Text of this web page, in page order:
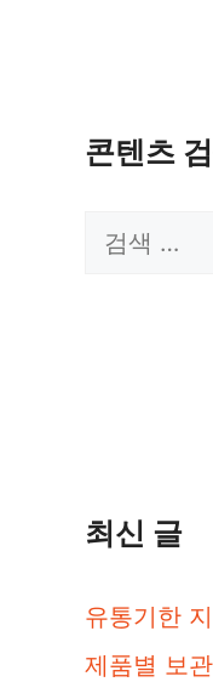
콘텐츠
검
최신 글
유통기한
제품별 보